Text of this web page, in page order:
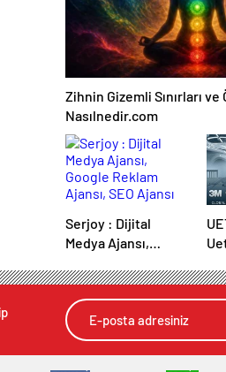
Zihnin Gizemli Sınırları ve
Nasılnedir.com
Serjoy : Dijital
Medya Ajansı,
Ajansı, SEO Ajansı
ve Web Tasarım
Ajansı